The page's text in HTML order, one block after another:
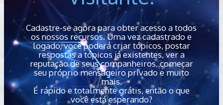
Cadastre-se agora para obter acesso a todos
os nossos recursos. Uma vez cadastrado e
logado, você poderá criar tópicos, postar
respostas a tópicos já existentes, ver a
reputação de seus companheiros, começar
seu próprio mensageiro privado e muito
mais.
É rápido e totalmente grátis, então o que
você está esperando?